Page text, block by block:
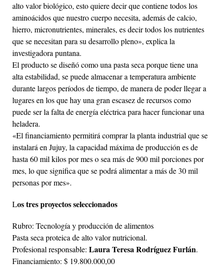
alto valor biológico, esto quiere decir que contiene todos los
aminoácidos que nuestro cuerpo necesita, además de calcio,
hierro, micronutrientes, minerales, es decir todos los nutrientes
que se necesitan para su desarrollo pleno», explica la
investigadora puntana.
El producto se diseñó como una pasta seca porque tiene una
alta estabilidad, se puede almacenar a temperatura ambiente
durante largos períodos de tiempo, de manera de poder llegar a
lugares en los que hay una gran escasez de recursos como
puede ser la falta de energía eléctrica para hacer funcionar una
heladera.
«El financiamiento permitirá comprar la planta industrial que se
instalará en Jujuy, la capacidad máxima de producción es de
hasta 60 mil kilos por mes o sea más de 900 mil porciones por
mes, lo que significa que se podrá alimentar a más de 30 mil
personas por mes».
Los tres proyectos seleccionados
Rubro: Tecnología y producción de alimentos
Pasta seca proteica de alto valor nutricional.
Profesional responsable: Laura Teresa Rodríguez Furlán.
Financiamiento: $ 19.800.000,00